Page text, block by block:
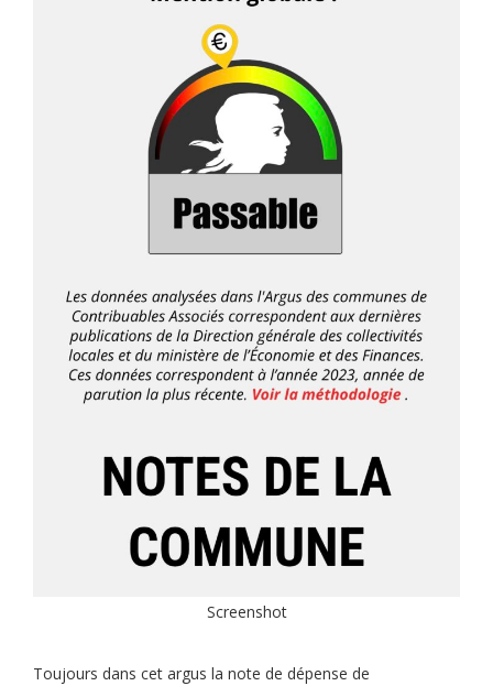
Screenshot
Toujours dans cet argus la note de dépense de